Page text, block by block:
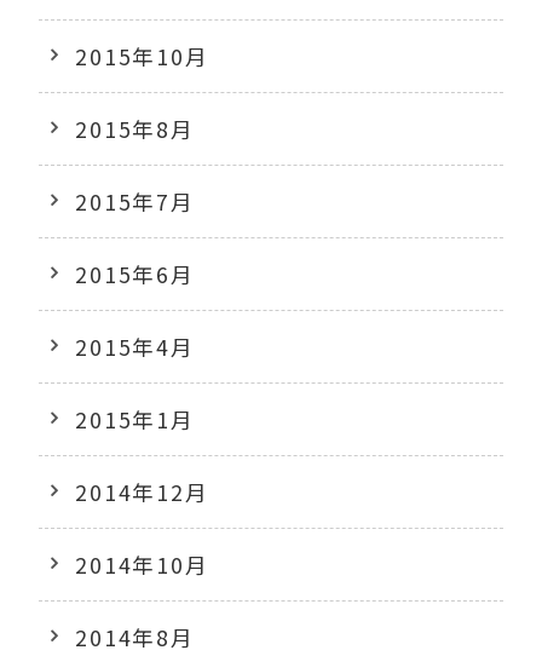
2015年10月
2015年8月
2015年7月
2015年6月
2015年4月
2015年1月
2014年12月
2014年10月
2014年8月